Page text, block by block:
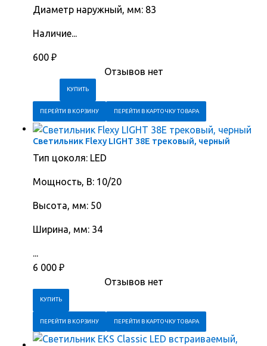
Диаметр наружный, мм: 83
Наличие...
600 ₽
Отзывов нет
ПЕРЕЙТИ В КОРЗИНУ ПЕРЕЙТИ В КАРТОЧКУ ТОВАРА
Светильник Flexy LIGHT 38E трековый, черный
Тип цоколя: LED
Мощность, В: 10/20
Высота, мм: 50
Ширина, мм: 34
...
6 000 ₽
Отзывов нет
ПЕРЕЙТИ В КОРЗИНУ ПЕРЕЙТИ В КАРТОЧКУ ТОВАРА